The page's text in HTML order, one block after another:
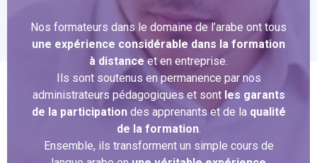
Nos formateurs dans le domaine de l’arabe ont tous
une expérience considérable dans la formation
à distanceet en entreprise.
Ils sont soutenus en permanence par nos
administrateurs pédagogiques et sont les garants
de la participation des apprenants et de laqualité
de la formation.
Ensemble, ils transforment un simple cours de